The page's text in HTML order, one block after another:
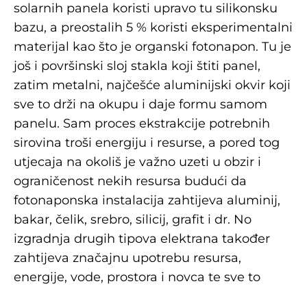
solarnih panela koristi upravo tu silikonsku
bazu, a preostalih 5 % koristi eksperimentalni
materijal kao što je organski fotonapon. Tu je
još i površinski sloj stakla koji štiti panel,
zatim metalni, najčešće aluminijski okvir koji
sve to drži na okupu i daje formu samom
panelu. Sam proces ekstrakcije potrebnih
sirovina troši energiju i resurse, a pored tog
utjecaja na okoliš je važno uzeti u obzir i
ograničenost nekih resursa budući da
fotonaponska instalacija zahtijeva aluminij,
bakar, čelik, srebro, silicij, grafit i dr. No
izgradnja drugih tipova elektrana također
zahtijeva značajnu upotrebu resursa,
energije, vode, prostora i novca te sve to